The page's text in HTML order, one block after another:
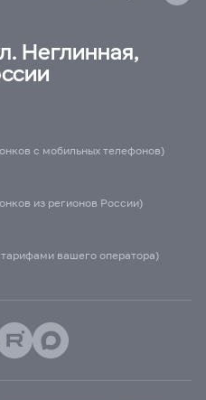
Неглинная,
с мобильных телефонов)
из регионов России)
вашего оператора)